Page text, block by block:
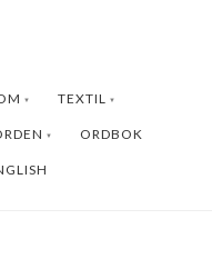
TEXTIL
ORDBOK